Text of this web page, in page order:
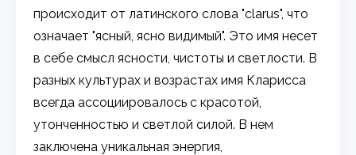
происходит от латинского слова "clarus", что
означает "ясный, ясно видимый". Это имя несет
в себе смысл ясности, чистоты и светлости. В
разных культурах и возрастах имя Кларисса
всегда ассоциировалось с красотой,
утонченностью и светлой силой. В нем
заключена уникальная энергия,